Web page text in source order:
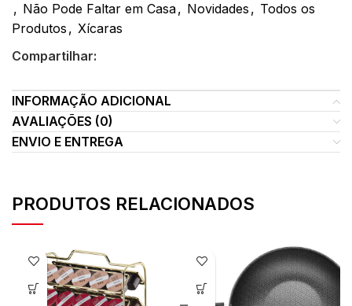
, Não Pode Faltar em Casa, Novidades , Todos os
Produtos , Xícaras
Compartilhar:
INFORMAÇÃO ADICIONAL
AVALIAÇÕES (0)
ENVIO E ENTREGA
PRODUTOS RELACIONADOS